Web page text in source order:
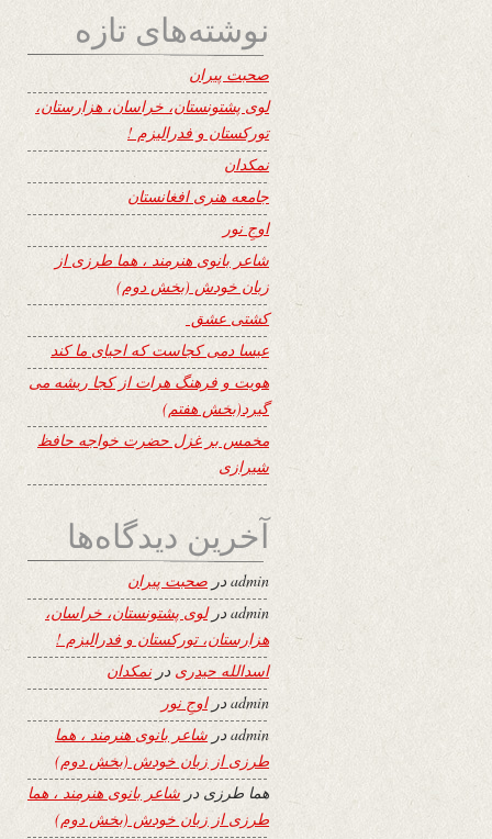
نوشته‌های تازه
صحبت پیران
لوی پشتونستان، خراسان، هزارستان،
تورکستان و فدرالیزم !
نمکدان
جامعه هنری افغانستان
اوجِ نور
شاعر بانوی هنرمند ، هما طرزی از
زبان خودش (بخش دوم)
کشتی عشق
عیسا دمی کجاست که احیای ما کند
هویت و فرهنگ هرات از کجا ریشه می
گیرد(بخش هفتم)
مخمس بر غزل حضرت خواجه حافظ
شیرازی
آخرین دیدگاه‌ها
adminدر صحبت پیران
admin درلوی پشتونستان، خراسان،
هزارستان، تورکستان و فدرالیزم !
اسدالله حیدری درنمکدان
adminدراوجِ نور
adminدر شاعر بانوی هنرمند ، هما
طرزی از زبان خودش (بخش دوم)
هما طرزی در شاعر بانوی هنرمند ، هما
طرزی از زبان خودش (بخش دوم)